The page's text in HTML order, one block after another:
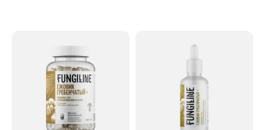
Здоровое пищеварение
Здоровые суставы
Здоровый микробиом
Здоровье легких